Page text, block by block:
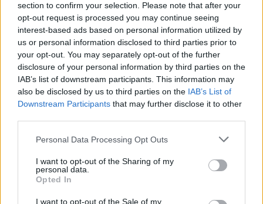
section to confirm your selection. Please note that after your
opt-out request is processed you may continue seeing
interest-based ads based on personal information utilized by
us or personal information disclosed to third parties prior to
your opt-out. You may separately opt-out of the further
disclosure of your personal information by third parties on the
IAB’s list of downstream participants. This information may
also be disclosed by us to third parties on the IAB’s List of
Downstream Participants that may further disclose it to other
Please note that this website/app uses one or more Google
not limited to your visit or usage behaviour. You may click to
grant or deny consent to Google and its third-party tags to
use your data for below specified purposes in below Google
consent section.
Personal Data Processing Opt Outs
I want to opt-out of the Sharing of my
personal data.
Opted In
I want to opt-out of the Sale of my
Continua a leggere
NEWS